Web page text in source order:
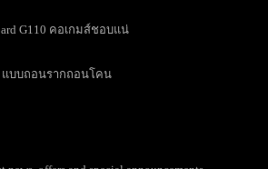
G110 คอเกมส์ชอบแน่
แบบถอนรากถอนโคน